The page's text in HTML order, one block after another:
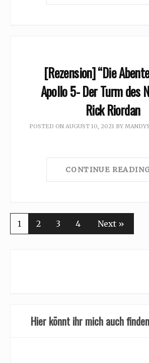
[Rezension] “Die
Apollo 5- Der Turm des
Rick Riordan
POSTED ON AUGUST 10, 2021 BY
CONTINUE
1 2 3 4 Next »
Hier könnt ihr mich auch finden